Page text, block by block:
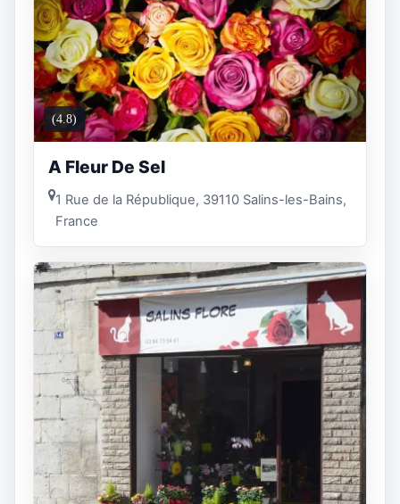
(4.8)
A Fleur De Sel
1 Rue de la République, 39110 Salins-les-Bains,
France